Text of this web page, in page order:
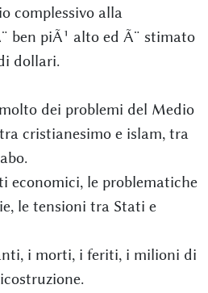
complessivo alla
ben piÃ¹ alto ed Ã¨ stimato
dollari.
dei problemi del Medio
cristianesimo e islam, tra
economici, le problematiche
le tensioni tra Stati e
i morti, i feriti, i milioni di